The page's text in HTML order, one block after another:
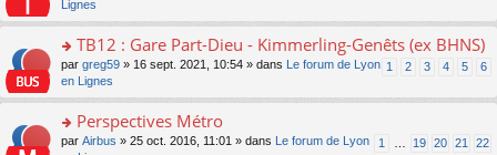
nt
ré
c
e
nt
o
n
lu
pl
ré
c
n
o
n
lu
le
u
m
e
s
s
a
n
o
s
er
le
m
e
s
s
Lignes
o
n
s
er
le
TB12 : Gare Part-Dieu - Kimmerling-Genêts (ex BHNS)
1 2 3 4 5 6
par greg59 » 16 sept. 2021, 10:54 » dans
Le forum de Lyon
en Lignes
o
Perspectives Métro
1 19 20 21 22
par Airbus » 25 oct. 2016, 11:01 » dans
Le forum de Lyon